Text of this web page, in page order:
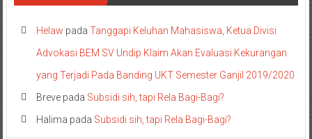
Helaw pada Tanggapi Keluhan Mahasiswa, Ketua Divisi
Advokasi BEM SV Undip Klaim Akan Evaluasi Kekurangan
yang Terjadi Pada Banding UKT Semester Ganjil 2019/2020
Brevepada Subsidi sih, tapi Rela Bagi-Bagi?
Halima pada Subsidi sih, tapi Rela Bagi-Bagi?